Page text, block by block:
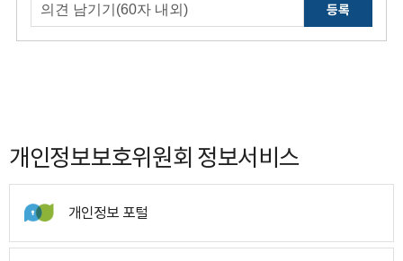
등록
개인정보보호위원회 정보서비스
개인정보 포털